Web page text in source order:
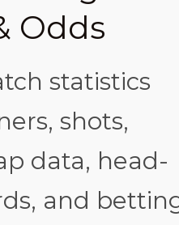
Odds
statistics
shots,
data, head-
and